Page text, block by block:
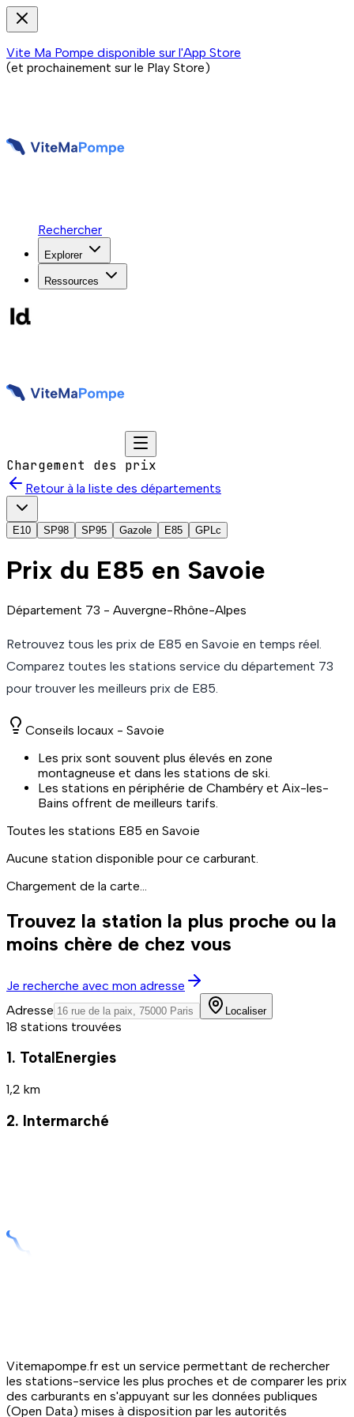
Vite Ma Pompe disponible sur l'App Store
(et prochainement sur le Play Store)
Rechercher
Explorer
Ressources
Chargement des prix
Retour à la liste des départements
E10 SP98 SP95 Gazole E85 GPLc
Prix du E85 en Savoie
Département 73 - Auvergne-Rhône-Alpes
Retrouvez tous les prix de E85 en Savoie en temps réel.
Comparez toutes les stations service du département 73
pour trouver les meilleurs prix de E85.
Conseils locaux - Savoie
Les prix sont souvent plus élevés en zone
montagneuse et dans les stations de ski.
Les stations en périphérie de Chambéry et Aix-les-
Bains offrent de meilleurs tarifs.
Toutes les stations E85 en Savoie
Aucune station disponible pour ce carburant.
Chargement de la carte...
Trouvez la station la plus proche ou la
moins chère de chez vous
Je recherche avec mon adresse
Adresse
Localiser
18 stations trouvées
1. TotalEnergies
1,2 km
2. Intermarché
Vitemapompe.fr est un service permettant de rechercher
les stations-service les plus proches et de comparer les prix
des carburants en s'appuyant sur les données publiques
(Open Data) mises à disposition par les autorités